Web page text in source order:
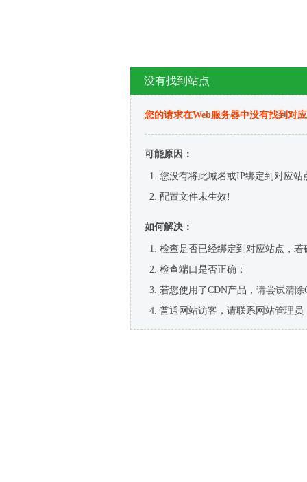
没有找到站点
您的请求在Web服务器中没有找到对
可能原因：
您没有将此域名或IP绑定到对应站
配置文件未生效!
如何解决：
检查是否已经绑定到对应站点，
检查端口是否正确；
若您使用了CDN产品，请尝试清除
普通网站访客，请联系网站管理员